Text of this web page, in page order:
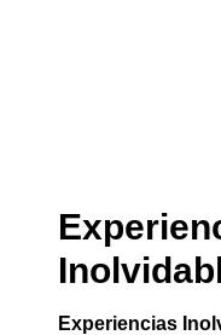
Experiencias